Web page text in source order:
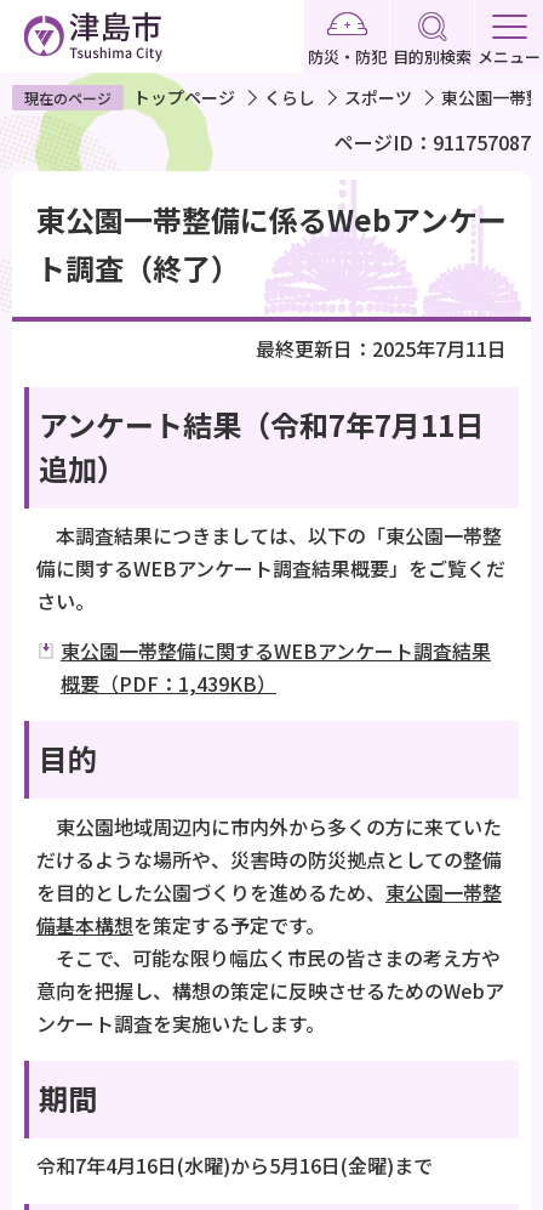
ペ
ー
で
す
防災・防犯 目的別検索 メニュー
現在のページ トップページ くらし スポーツ 東公園一帯
ページID：911757087
か
東公園一帯整備に係るWebアンケー
ト調査（終了）
最終更新日：2025年7月11日
アンケート結果（令和7年7月11日
追加）
本調査結果につきましては、以下の「東公園一帯整
備に関するWEBアンケート調査結果概要」をご覧くだ
さい。
東公園一帯整備に関するWEBアンケート調査結果
概要（PDF：1,439KB）
目的
東公園地域周辺内に市内外から多くの方に来ていた
だけるような場所や、災害時の防災拠点としての整備
を目的とした公園づくりを進めるため、 東公園一帯整
備基本構想を策定する予定です。
そこで、可能な限り幅広く市民の皆さまの考え方や
意向を把握し、構想の策定に反映させるためのWebア
ンケート調査を実施いたします。
期間
令和7年4月16日(水曜)から5月16日(金曜)まで